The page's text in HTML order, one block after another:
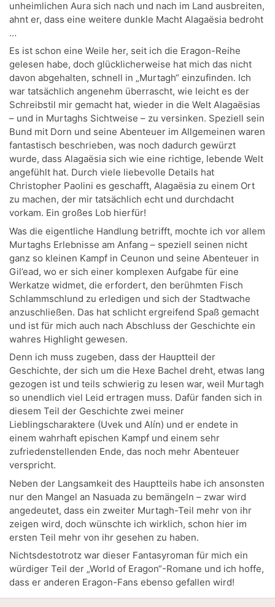
unheimlichen Aura sich nach und nach im Land ausbreiten,
ahnt er, dass eine weitere dunkle Macht Alagaësia bedroht
…
Es ist schon eine Weile her, seit ich die Eragon-Reihe
gelesen habe, doch glücklicherweise hat mich das nicht
davon abgehalten, schnell in „Murtagh“ einzufinden. Ich
war tatsächlich angenehm überrascht, wie leicht es der
Schreibstil mir gemacht hat, wieder in die Welt Alagaësias
– und in Murtaghs Sichtweise – zu versinken. Speziell sein
Bund mit Dorn und seine Abenteuer im Allgemeinen waren
fantastisch beschrieben, was noch dadurch gewürzt
wurde, dass Alagaësia sich wie eine richtige, lebende Welt
angefühlt hat. Durch viele liebevolle Details hat
Christopher Paolini es geschafft, Alagaësia zu einem Ort
zu machen, der mir tatsächlich echt und durchdacht
vorkam. Ein großes Lob hierfür!
Was die eigentliche Handlung betrifft, mochte ich vor allem
Murtaghs Erlebnisse am Anfang – speziell seinen nicht
ganz so kleinen Kampf in Ceunon und seine Abenteuer in
Gil’ead, wo er sich einer komplexen Aufgabe für eine
Werkatze widmet, die erfordert, den berühmten Fisch
Schlammschlund zu erledigen und sich der Stadtwache
anzuschließen. Das hat schlicht ergreifend Spaß gemacht
und ist für mich auch nach Abschluss der Geschichte ein
wahres Highlight gewesen.
Denn ich muss zugeben, dass der Hauptteil der
Geschichte, der sich um die Hexe Bachel dreht, etwas lang
gezogen ist und teils schwierig zu lesen war, weil Murtagh
so unendlich viel Leid ertragen muss. Dafür fanden sich in
diesem Teil der Geschichte zwei meiner
Lieblingscharaktere (Uvek und Alín) und er endete in
einem wahrhaft epischen Kampf und einem sehr
zufriedenstellenden Ende, das noch mehr Abenteuer
verspricht.
Neben der Langsamkeit des Hauptteils habe ich ansonsten
nur den Mangel an Nasuada zu bemängeln – zwar wird
angedeutet, dass ein zweiter Murtagh-Teil mehr von ihr
zeigen wird, doch wünschte ich wirklich, schon hier im
ersten Teil mehr von ihr gesehen zu haben.
Nichtsdestotrotz war dieser Fantasyroman für mich ein
würdiger Teil der „World of Eragon“-Romane und ich hoffe,
dass er anderen Eragon-Fans ebenso gefallen wird!